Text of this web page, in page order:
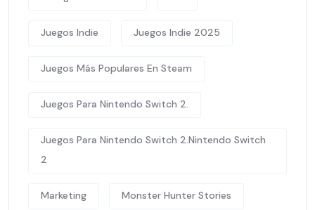
Juegos Indie Juegos Indie 2025
Juegos Más Populares En Steam
Juegos Para Nintendo Switch 2.
Juegos Para Nintendo Switch 2.Nintendo Switch
2
Marketing Monster Hunter Stories